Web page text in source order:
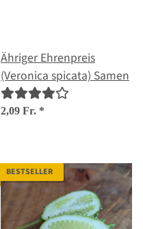
Ähriger Ehrenpreis
(Veronica spicata) Samen
2,09 Fr. *
BESTSELLER